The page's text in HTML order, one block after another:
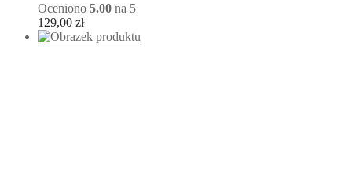
Oceniono 5.00 na 5
129,00 zł